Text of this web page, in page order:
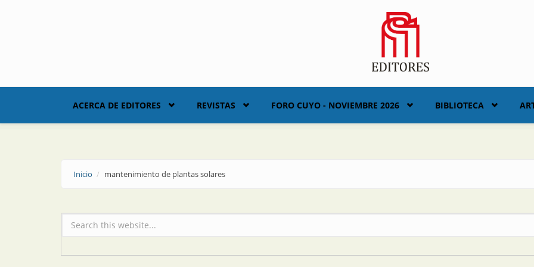
ACERCA DE EDITORES REVISTAS FORO CUYO - NOVIEMBRE 2026 BIBLIOTECA
Inicio mantenimiento de plantas solares
Formulario de búsqueda